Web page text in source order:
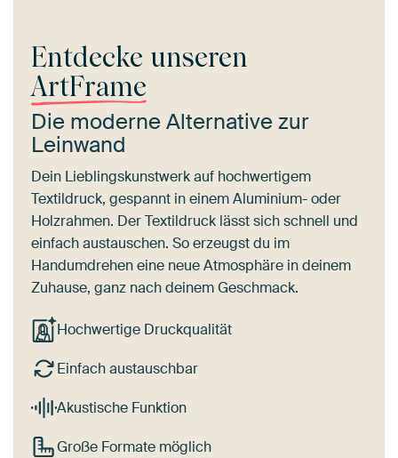
Entdecke unseren
ArtFrame
Die moderne Alternative zur
Leinwand
Dein Lieblingskunstwerk auf hochwertigem
Textildruck, gespannt in einem Aluminium- oder
Holzrahmen. Der Textildruck lässt sich schnell und
einfach austauschen. So erzeugst du im
Handumdrehen eine neue Atmosphäre in deinem
Zuhause, ganz nach deinem Geschmack.
Hochwertige Druckqualität
Einfach austauschbar
Akustische Funktion
Große Formate möglich